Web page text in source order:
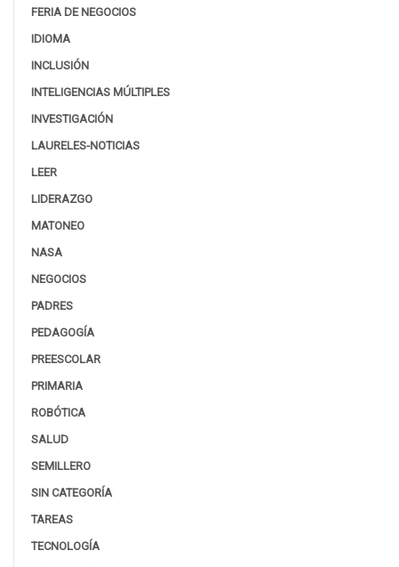
FERIA DE NEGOCIOS
IDIOMA
INCLUSIÓN
INTELIGENCIAS MÚLTIPLES
INVESTIGACIÓN
LAURELES-NOTICIAS
LEER
LIDERAZGO
MATONEO
NASA
NEGOCIOS
PADRES
PEDAGOGÍA
PREESCOLAR
PRIMARIA
ROBÓTICA
SALUD
SEMILLERO
SIN CATEGORÍA
TAREAS
TECNOLOGÍA